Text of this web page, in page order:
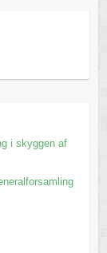
i skyggen af